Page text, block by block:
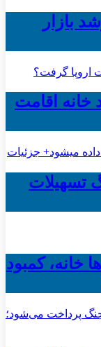
بازار
خانه اقامت
تسهیلات
خانه، کمبود